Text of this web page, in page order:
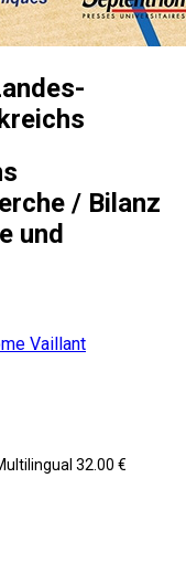
/ Bilanz
und
Vaillant
32.00 €